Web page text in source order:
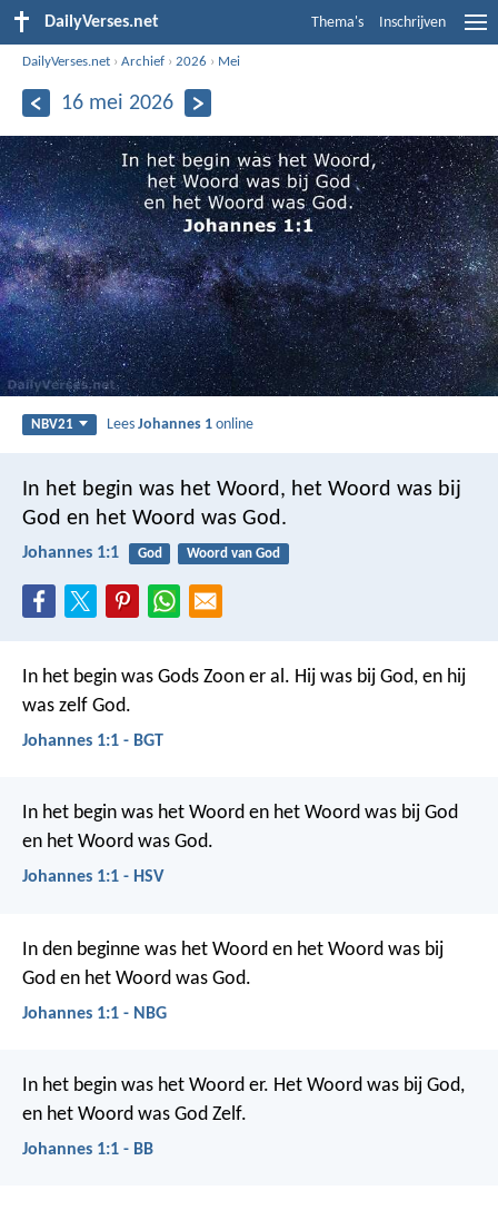
DailyVerses.net Thema's Inschrijven
DailyVerses.net ›Archief ›2026 › Mei
16 mei 2026
NBV21 LeesJohannes 1 online
In het begin was het Woord, het Woord was bij
God en het Woord was God.
Johannes 1:1 God Woord van God
In het begin was Gods Zoon er al. Hij was bij God, en hij
was zelf God.
Johannes 1:1 - BGT
In het begin was het Woord en het Woord was bij God
en het Woord was God.
Johannes 1:1 - HSV
In den beginne was het Woord en het Woord was bij
God en het Woord was God.
Johannes 1:1 - NBG
In het begin was het Woord er. Het Woord was bij God,
en het Woord was God Zelf.
Johannes 1:1 - BB